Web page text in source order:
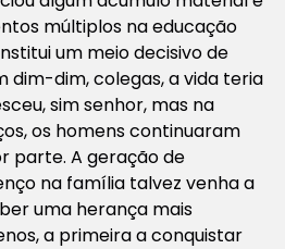
múltiplos na educação
um meio decisivo de
dim-dim, colegas, a vida teria
sim senhor, mas na
os homens continuaram
parte. A geração de
na família talvez venha a
uma herança mais
a primeira a conquistar